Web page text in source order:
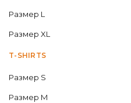
Размер L
Размер XL
T-SHIRTS
Размер S
Размер M